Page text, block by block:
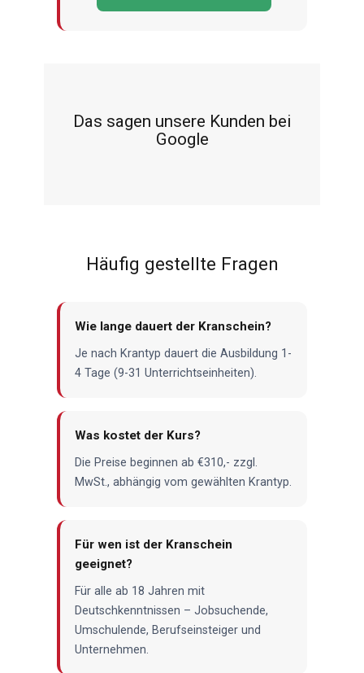
Das sagen unsere Kunden bei
Google
Häufig gestellte Fragen
Wie lange dauert der Kranschein?
Je nach Krantyp dauert die Ausbildung 1-
4 Tage (9-31 Unterrichtseinheiten).
Was kostet der Kurs?
Die Preise beginnen ab €310,- zzgl.
MwSt., abhängig vom gewählten Krantyp.
Für wen ist der Kranschein
geeignet?
Für alle ab 18 Jahren mit
Deutschkenntnissen – Jobsuchende,
Umschulende, Berufseinsteiger und
Unternehmen.